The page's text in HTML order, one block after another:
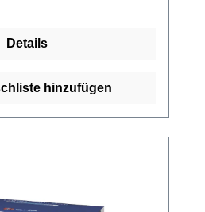
eine flexible
keimfrei und schützt vor
verursacht keine
ist die Urgo Idealbinde
Details
hinzufügen